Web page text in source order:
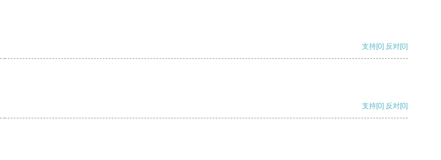
支持[0] 反对[0]
支持[0] 反对[0]